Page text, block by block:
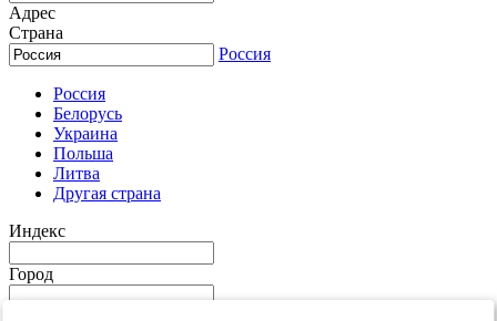
Адрес
Страна
Россия
Россия
Белорусь
Украина
Польша
Литва
Другая страна
Индекс
Город